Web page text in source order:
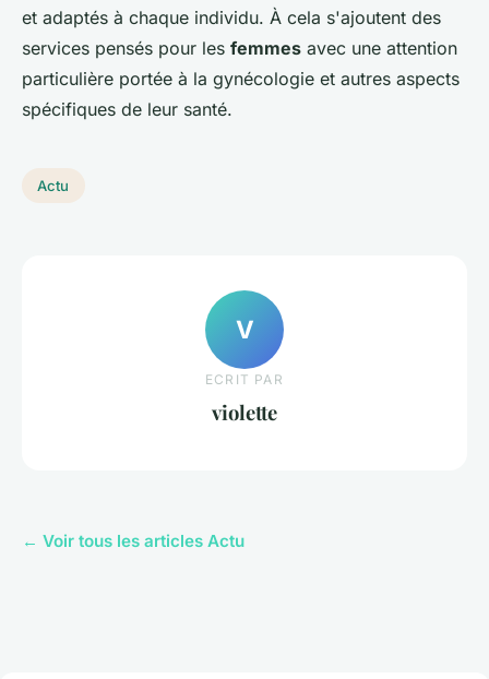
et adaptés à chaque individu. À cela s'ajoutent des
services pensés pour les femmes avec une attention
particulière portée à la gynécologie et autres aspects
spécifiques de leur santé.
Actu
V
ECRIT PAR
violette
← Voir tous les articles Actu